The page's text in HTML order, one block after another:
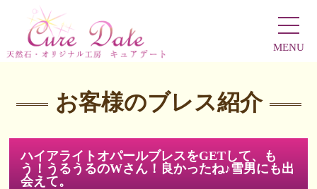
MENU
お客様のブレス紹介
ハイアライトオパールブレスをGETして、も
う！うるうるのWさん！良かったね♪雪男にも出
会えて。